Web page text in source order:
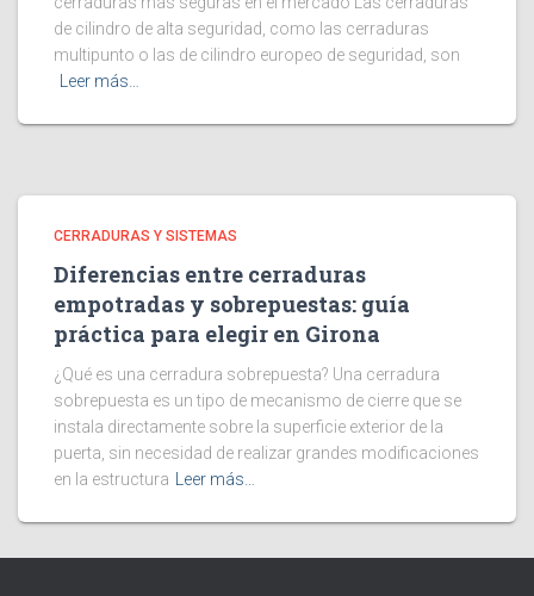
de cilindro de alta seguridad, como las cerraduras
multipunto o las de cilindro europeo de seguridad, son
Leer más…
CERRADURAS Y SISTEMAS
Diferencias entre cerraduras
empotradas y sobrepuestas: guía
práctica para elegir en Girona
¿Qué es una cerradura sobrepuesta? Una cerradura
sobrepuesta es un tipo de mecanismo de cierre que se
instala directamente sobre la superficie exterior de la
puerta, sin necesidad de realizar grandes modificaciones
en la estructura
Leer más…